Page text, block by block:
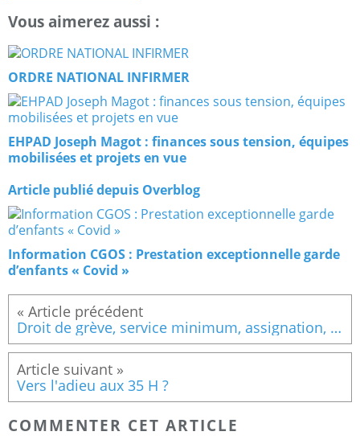
Vous aimerez aussi :
ORDRE NATIONAL INFIRMER
EHPAD Joseph Magot : finances sous tension, équipes
mobilisées et projets en vue
Article publié depuis Overblog
Information CGOS : Prestation exceptionnelle garde
d’enfants « Covid »
Droit de grève, service minimum, assignation, réquisition : mode d’emploi
Vers l'adieu aux 35 H ?
COMMENTER CET ARTICLE